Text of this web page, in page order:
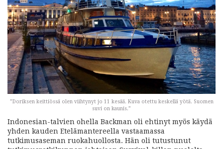
”Doriksen keittiössä olen viihtynyt jo 11 kesää. Kuva otettu keskellä yötä. Suomen
suvi on kaunis.”
Indonesian-talvien ohella Backman oli ehtinyt myös käydä
yhden kauden Etelämantereella vastaamassa
tutkimusaseman ruokahuollosta. Hän oli tutustunut